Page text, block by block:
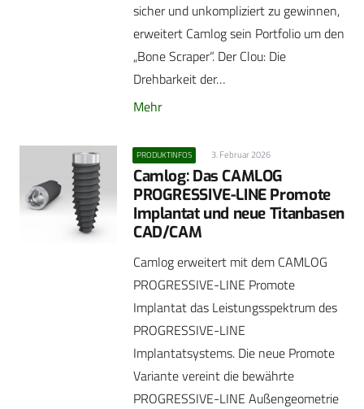
sicher und unkompliziert zu gewinnen,
erweitert Camlog sein Portfolio um den
„Bone Scraper“. Der Clou: Die
Drehbarkeit der…
Mehr
PRODUKTINFOS 3. Februar 2026
Camlog: Das CAMLOG
PROGRESSIVE-LINE Promote
Implantat und neue Titanbasen
CAD/CAM
Camlog erweitert mit dem CAMLOG
PROGRESSIVE-LINE Promote
Implantat das Leistungsspektrum des
PROGRESSIVE-LINE
Implantatsystems. Die neue Promote
Variante vereint die bewährte
PROGRESSIVE-LINE Außengeometrie